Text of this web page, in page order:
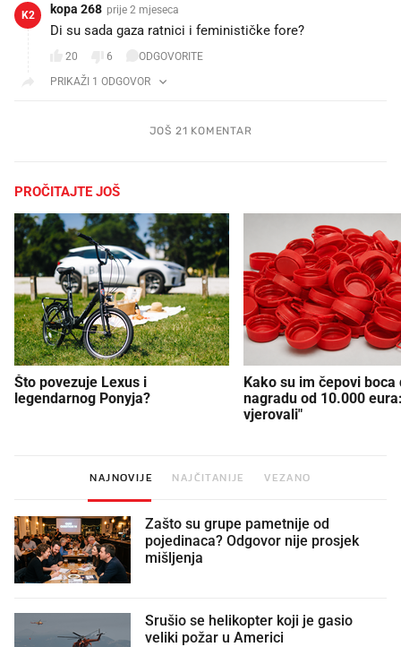
K2 kopa 268 prije 2 mjeseca
Di su sada gaza ratnici i feminističke fore?
20 6
ODGOVORITE
PRIKAŽI 1 ODGOVOR
JOŠ 21 KOMENTAR
PROČITAJTE JOŠ
Što povezuje Lexus i
legendarnog Ponyja?
Kako su im čepovi boca
nagradu od 10.000
vjerovali"
NAJNOVIJE NAJČITANIJE VEZANO
Zašto su grupe pametnije od
pojedinaca? Odgovor nije prosjek
mišljenja
Srušio se helikopter koji je gasio
veliki požar u Americi